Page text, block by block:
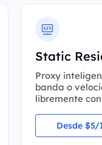
Static
Proxy
banda o
libremente
Desde $5/